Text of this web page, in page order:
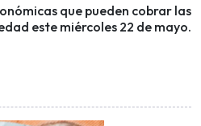
que pueden cobrar las
este miércoles 22 de mayo.